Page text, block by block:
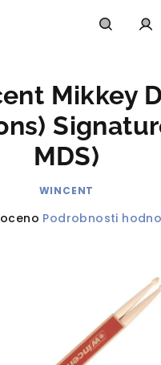
Mikkey
MDS)
WINCENT
Podrobnosti